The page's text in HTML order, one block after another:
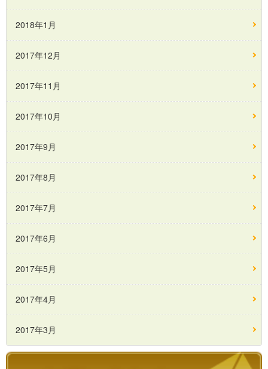
2018年1月
2017年12月
2017年11月
2017年10月
2017年9月
2017年8月
2017年7月
2017年6月
2017年5月
2017年4月
2017年3月